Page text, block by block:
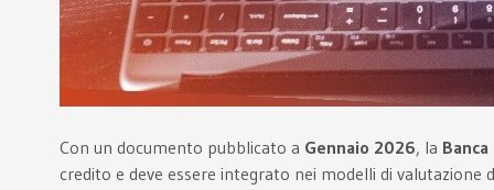
Con un documento pubblicato a Gennaio 2026, la
credito e deve essere integrato nei modelli di valutazione